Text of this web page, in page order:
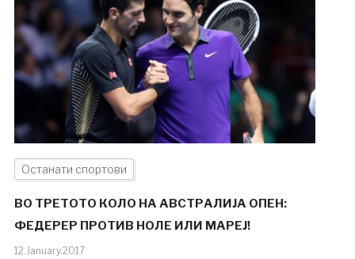
Останати спортови
ВО ТРЕТОТО КОЛО НА АВСТРАЛИЈА ОПЕН:
ФЕДЕРЕР ПРОТИВ НОЛЕ ИЛИ МАРЕЈ!
12.January.2017